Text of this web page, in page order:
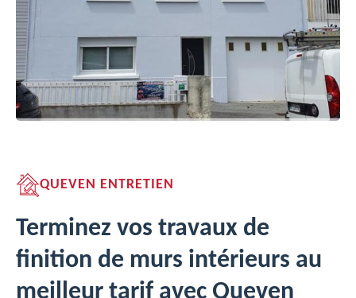
QUEVEN ENTRETIEN
Terminez vos travaux de
finition de murs intérieurs au
meilleur tarif avec Queven